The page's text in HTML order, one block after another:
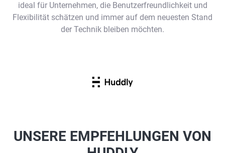
ideal für Unternehmen, die Benutzerfreundlichkeit und
Flexibilität schätzen und immer auf dem neuesten Stand
der Technik bleiben möchten.
UNSERE EMPFEHLUNGEN VON